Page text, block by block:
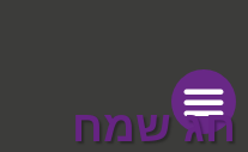
חג שמח